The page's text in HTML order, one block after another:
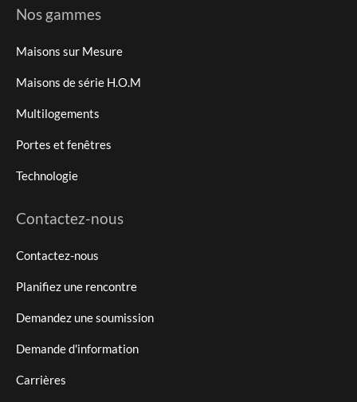
Nos gammes
Maisons sur Mesure
Maisons de série H.O.M
Multilogements
Portes et fenêtres
Technologie
Contactez-nous
Contactez-nous
Planifiez une rencontre
Demandez une soumission
Demande d'information
Carrières